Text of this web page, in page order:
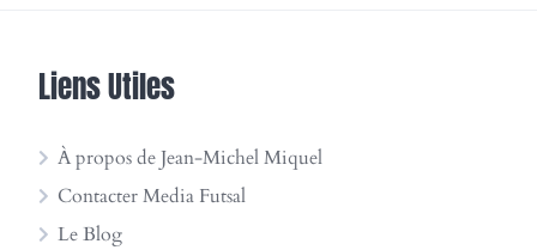
Liens Utiles
À propos de Jean-Michel Miquel
Contacter Media Futsal
Le Blog